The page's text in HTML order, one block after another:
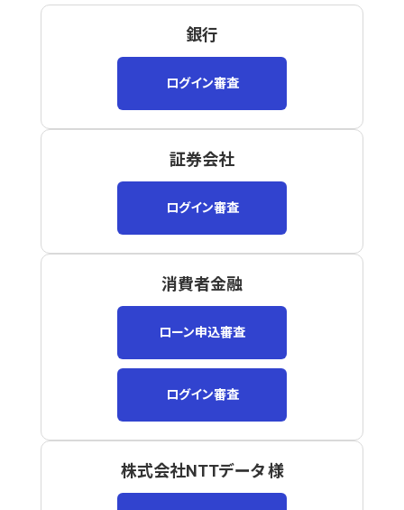
銀行
ログイン審査
証券会社
ログイン審査
消費者金融
ローン申込審査
ログイン審査
株式会社NTTデータ 様